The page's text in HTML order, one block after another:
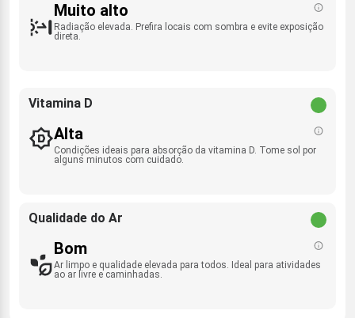
Muito alto
Radiação elevada. Prefira locais com sombra e evite exposição
direta.
Vitamina D
Alta
Condições ideais para absorção da vitamina D. Tome sol por
alguns minutos com cuidado.
Qualidade do Ar
Bom
Ar limpo e qualidade elevada para todos. Ideal para atividades
ao ar livre e caminhadas.